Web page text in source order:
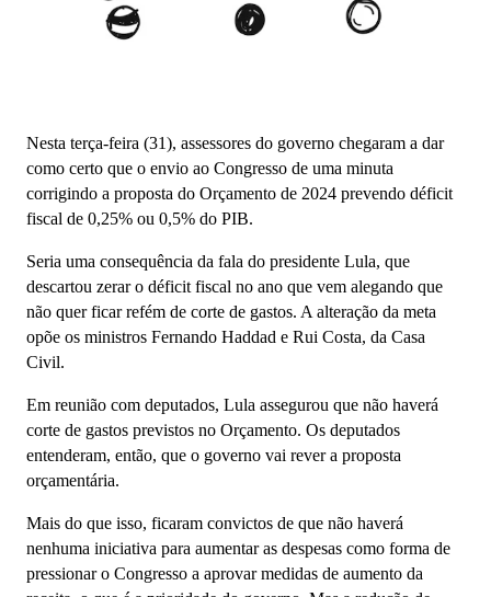
Nesta terça-feira (31), assessores do governo chegaram a dar
como certo que o envio ao Congresso de uma minuta
corrigindo a proposta do Orçamento de 2024 prevendo déficit
fiscal de 0,25% ou 0,5% do PIB.
Seria uma consequência da fala do presidente Lula, que
descartou zerar o déficit fiscal no ano que vem alegando que
não quer ficar refém de corte de gastos. A alteração da meta
opõe os ministros Fernando Haddad e Rui Costa, da Casa
Civil.
Em reunião com deputados, Lula assegurou que não haverá
corte de gastos previstos no Orçamento. Os deputados
entenderam, então, que o governo vai rever a proposta
orçamentária.
Mais do que isso, ficaram convictos de que não haverá
nenhuma iniciativa para aumentar as despesas como forma de
pressionar o Congresso a aprovar medidas de aumento da